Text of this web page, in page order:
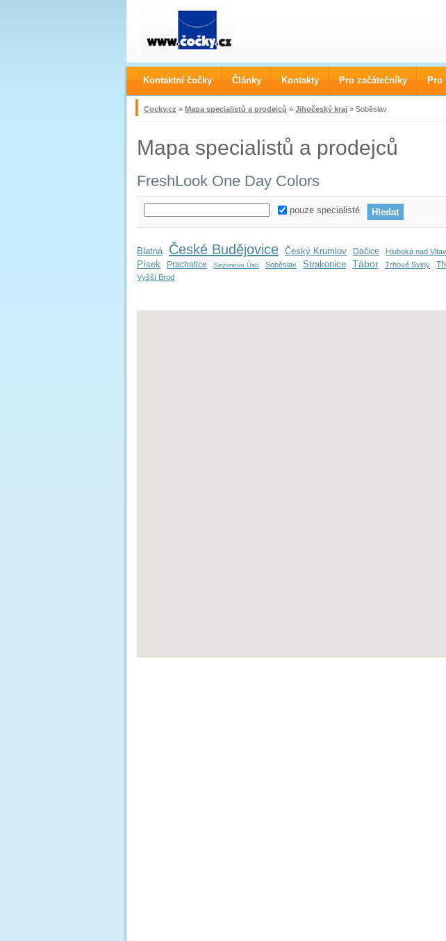
Cocky.cz » Mapa specialistů a prodejců » Jihočeský kraj » Soběslav
Mapa specialistů a prodejců
FreshLook One Day Colors
pouze specialisté
Blatná České Budějovice Český Krumlov Dačice Hluboká nad
Písek Prachatice Sezimovo Ústí Soběslav Strakonice Tábor Trhové Sviny
Vyšší Brod
Kontaktní čočky Články Kontakty Pro začátečníky Pro